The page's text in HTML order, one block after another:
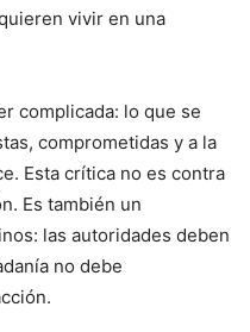
vivir en una
complicada: lo que se
comprometidas y a la
Esta crítica no es contra
Es también un
las autoridades deben
no debe